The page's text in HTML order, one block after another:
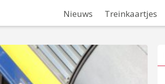
Nieuws Treinkaartjes